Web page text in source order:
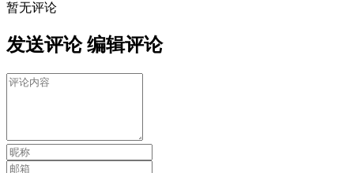
暂无评论
发送评论 编辑评论